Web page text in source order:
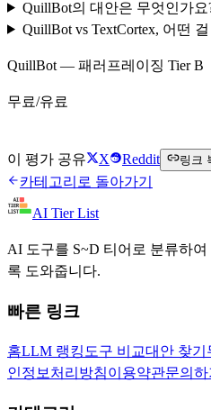
QuillBot의 대안은 무엇인가요
QuillBot vs TextCortex, 어떤
QuillBot — 패러프레이징 Tier B
무료/유료
이 평가 공유 X Reddit 링크
카테고리로 돌아가기
AI Tier List
AI 도구를 S~D 티어로 분류하
록 도와줍니다.
빠른 링크
홈LLM 랭킹 도구 비교대안 찾기
인정보처리방침이용약관문의하